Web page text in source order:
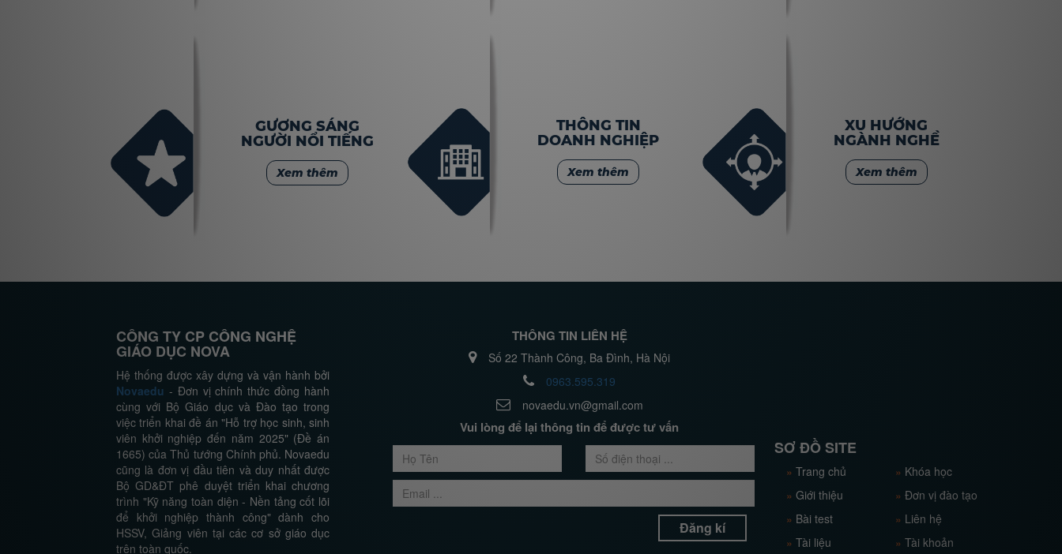
GƯƠNG SÁNG
NGƯỜI NỔI TIẾNG
Xem thêm
THÔNG TIN
DOANH NGHIỆP
Xem thêm
XU HƯỚNG
NGÀNH NGHỀ
Xem thêm
CÔNG TY CP CÔNG NGHỆ
GIÁO DỤC NOVA
Hệ thống được xây dựng và vận hành bởi
Novaedu - Đơn vị chính thức đồng hành
cùng với Bộ Giáo dục và Đào tạo trong
việc triển khai đề án "Hỗ trợ học sinh, sinh
viên khởi nghiệp đến năm 2025" (Đề án
1665) của Thủ tướng Chính phủ. Novaedu
cũng là đơn vị đầu tiên và duy nhất được
Bộ GD&ĐT phê duyệt triển khai chương
trình "Kỹ năng toàn diện - Nền tảng cốt lõi
để khởi nghiệp thành công" dành cho
HSSV, Giảng viên tại các cơ sở giáo dục
trên toàn quốc.
THÔNG TIN LIÊN HỆ
Số 22 Thành Công, Ba Đình, Hà Nội
0963.595.319
novaedu.vn@gmail.com
Vui lòng để lại thông tin để được tư vấn
Đăng kí
SƠ ĐỒ SITE
» Trang chủ
» Giới thiệu
» Bài test
» Tài liệu
» Khóa học
»Đơn vị đào tạo
» Liên hệ
»Tài khoản